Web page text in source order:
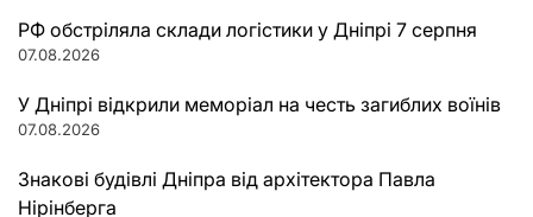
РФ обстріляла склади логістики у Дніпрі 7 серпня
07.08.2026
У Дніпрі відкрили меморіал на честь загиблих воїнів
07.08.2026
Знакові будівлі Дніпра від архітектора Павла
Нірінберга